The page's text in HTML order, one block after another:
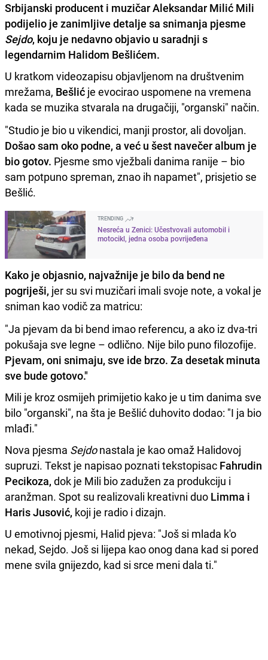
Srbijanski producent i muzičar Aleksandar Milić Mili
podijelio je zanimljive detalje sa snimanja pjesme
Sejdo, koju je nedavno objavio u saradnji s
legendarnim Halidom Bešlićem.
U kratkom videozapisu objavljenom na društvenim
mrežama, Bešlić je evocirao uspomene na vremena
kada se muzika stvarala na drugačiji, "organski" način.
"Studio je bio u vikendici, manji prostor, ali dovoljan.
Došao sam oko podne, a već u šest navečer album je
bio gotov. Pjesme smo vježbali danima ranije – bio
sam potpuno spreman, znao ih napamet", prisjetio se
Bešlić.
TRENDING
Nesreća u Zenici: Učestvovali automobil i
motocikl, jedna osoba povrijeđena
Kako je objasnio, najvažnije je bilo da bend ne
pogriješi, jer su svi muzičari imali svoje note, a vokal je
sniman kao vodič za matricu:
"Ja pjevam da bi bend imao referencu, a ako iz dva-tri
pokušaja sve legne – odlično. Nije bilo puno filozofije.
Pjevam, oni snimaju, sve ide brzo. Za desetak minuta
sve bude gotovo."
Mili je kroz osmijeh primijetio kako je u tim danima sve
bilo "organski", na šta je Bešlić duhovito dodao: "I ja bio
mlađi."
Nova pjesma Sejdonastala je kao omaž Halidovoj
supruzi. Tekst je napisao poznati tekstopisac Fahrudin
Pecikoza, dok je Mili bio zadužen za produkciju i
aranžman. Spot su realizovali kreativni duo Limma i
Haris Jusović, koji je radio i dizajn.
U emotivnoj pjesmi, Halid pjeva: "Još si mlada k'o
nekad, Sejdo. Još si lijepa kao onog dana kad si pored
mene svila gnijezdo, kad si srce meni dala ti."